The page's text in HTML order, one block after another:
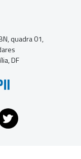
quadra 01,
DF